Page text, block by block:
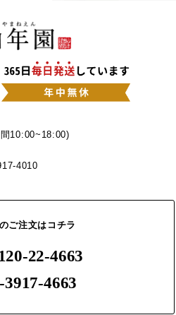
間10:00~18:00)
4010
ご注文はコチラ
22-4663
3917-4663